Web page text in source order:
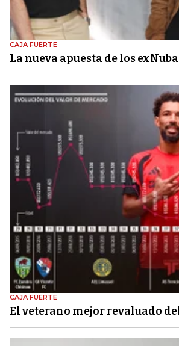
CAJA FUERTE
La nueva apuesta de los
CAJA FUERTE
El veterano mejor revaluado